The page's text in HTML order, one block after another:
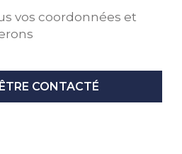
vos coordonnées et
CONTACTÉ